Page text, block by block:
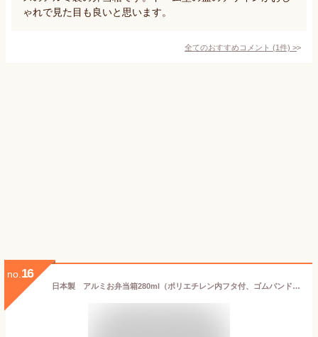
ゃれで見た目も良いと思います。
全てのおすすめコメント (1件) >
no. 16
日本製 アルミお弁当箱280ml（ポリエチレン内フタ付、ゴムバンド付) ｜アルミ弁当箱 弁当箱 蓋つき 子供 キッズ 男の子 女の子 アルミニウム ゴムバンド ランチボックス お弁当箱 幼稚園 入園 入学 遠足 1段 仕切り 保温庫対応 おしゃれ かわいい